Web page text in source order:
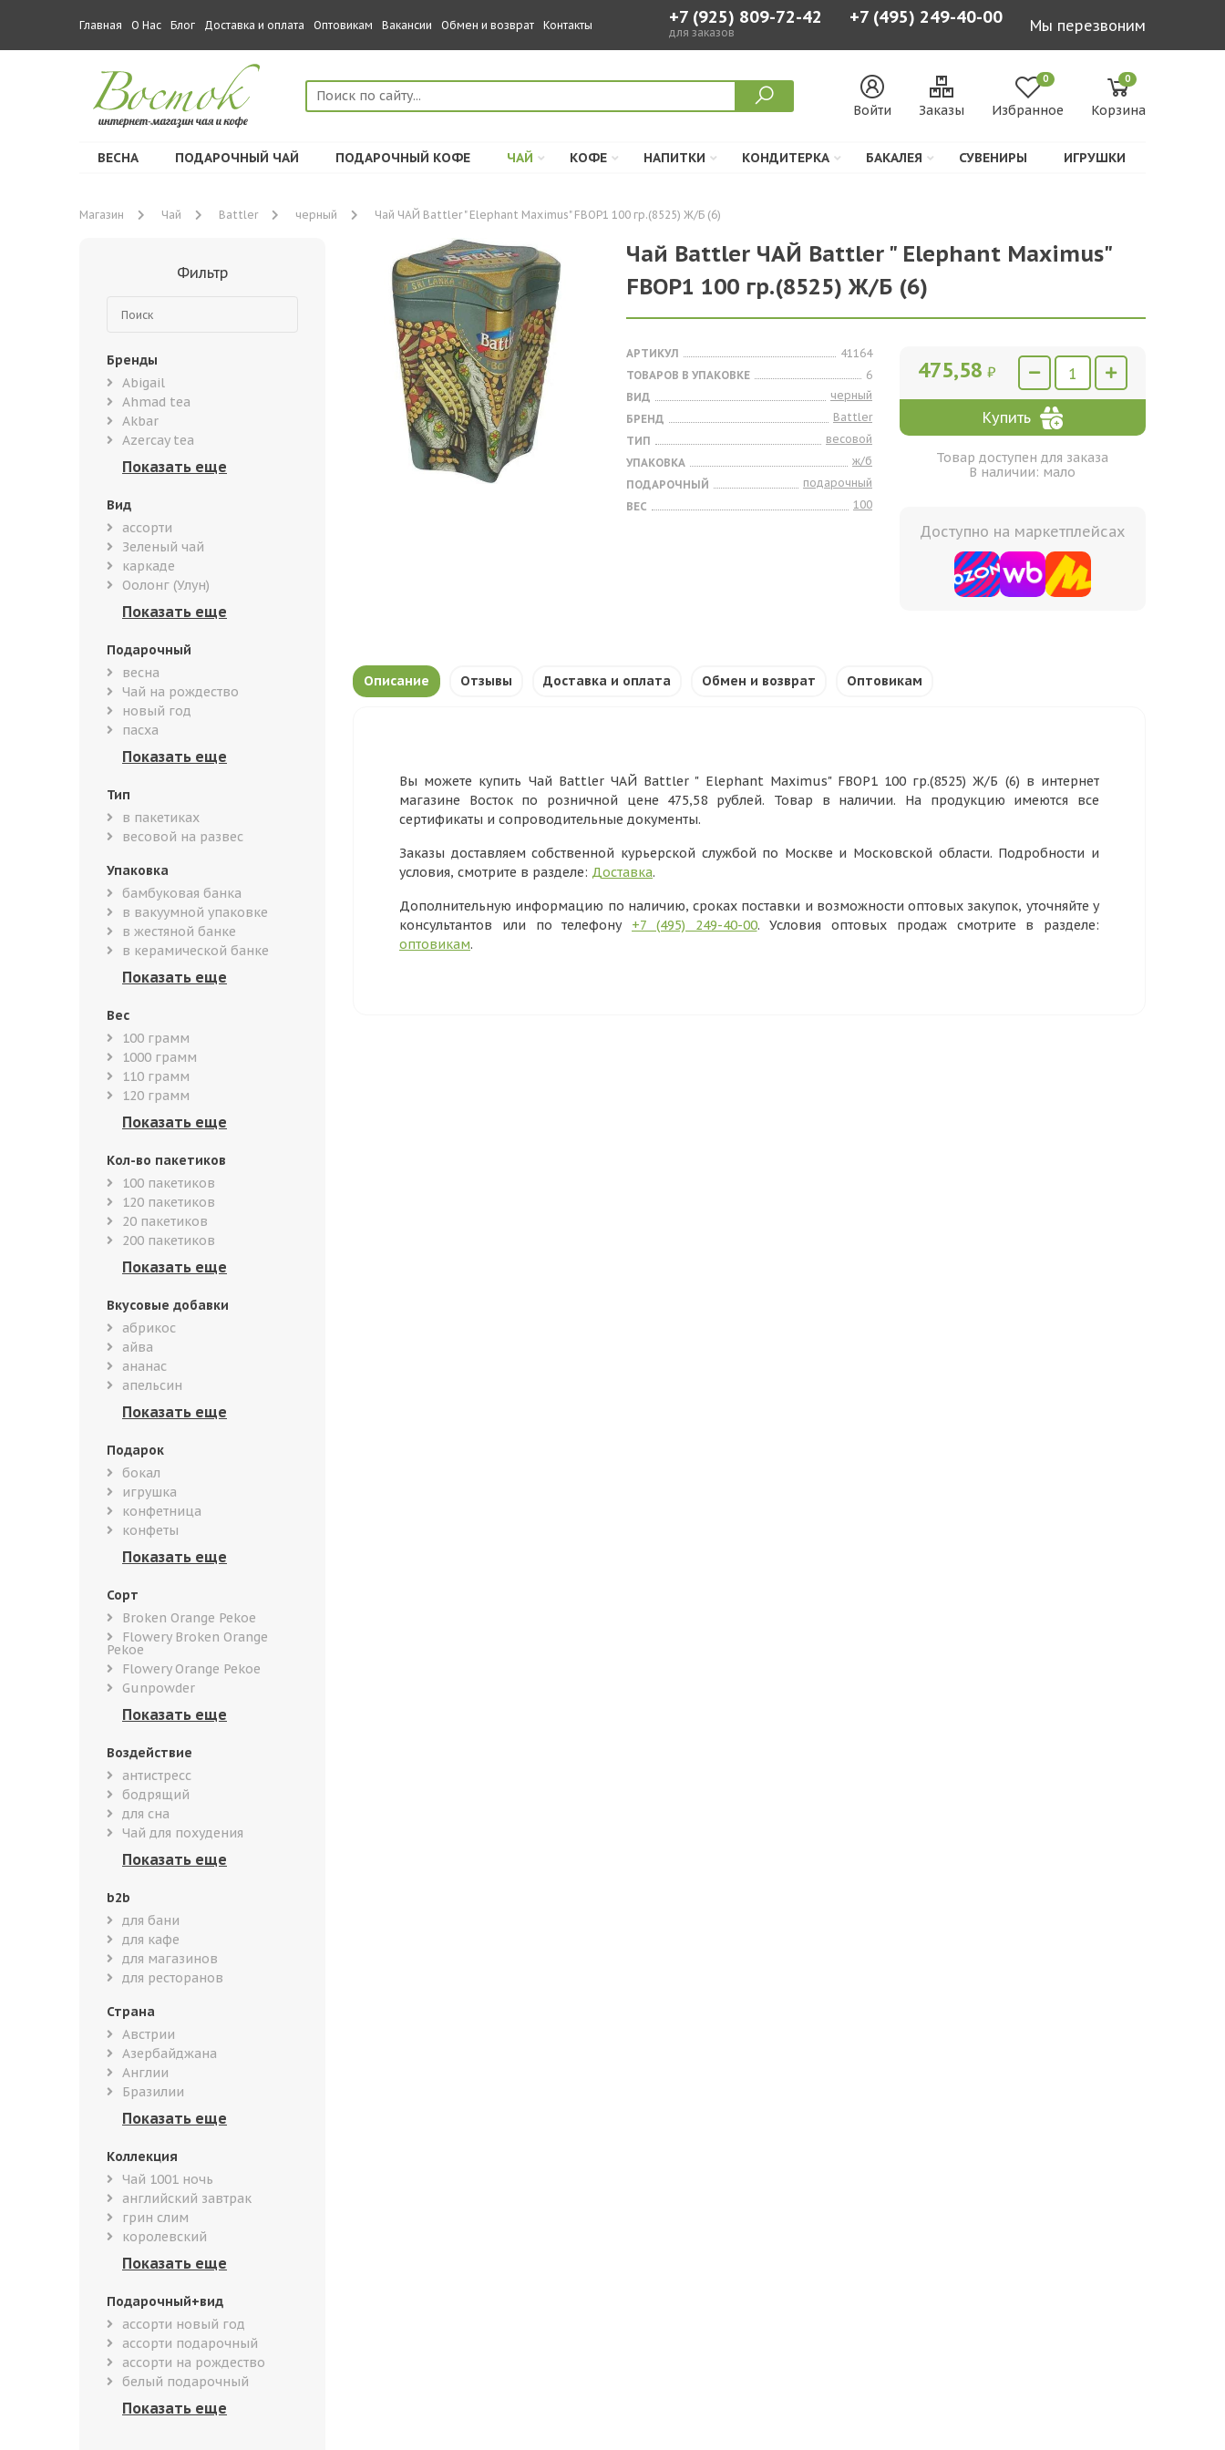
Главная О Нас Блог Доставка и оплата Оптовикам Вакансии Обмен и возврат Контакты +7 (925) 809-72-42
для заказов
+7 (495) 249-40-00 Мы перезвоним
Войти Заказы
0
Избранное
0
Корзина
ВЕСНА ПОДАРОЧНЫЙ ЧАЙ ПОДАРОЧНЫЙ КОФЕ ЧАЙ КОФЕ НАПИТКИ КОНДИТЕРКА БАКАЛЕЯ СУВЕНИРЫ ИГРУШКИ
Магазин Чай Battler черный Чай ЧАЙ Battler " Elephant Maximus" FBOP1 100 гр.(8525) Ж/Б (6)
Фильтр
Бренды
Abigail
Ahmad tea
Akbar
Azercay tea
Вид
ассорти
Зеленый чай
каркаде
Оолонг (Улун)
Подарочный
весна
Чай на рождество
новый год
пасха
Тип
в пакетиках
весовой на развес
Упаковка
бамбуковая банка
в вакуумной упаковке
в жестяной банке
в керамической банке
Вес
100 грамм
1000 грамм
110 грамм
120 грамм
Кол-во пакетиков
100 пакетиков
120 пакетиков
20 пакетиков
200 пакетиков
Вкусовые добавки
абрикос
айва
ананас
апельсин
Подарок
бокал
игрушка
конфетница
конфеты
Сорт
Broken Orange Pekoe
Flowery Broken Orange
Pekoe
Flowery Orange Pekoe
Gunpowder
Воздействие
антистресс
бодрящий
для сна
Чай для похудения
b2b
для бани
для кафе
для магазинов
для ресторанов
Страна
Австрии
Азербайджана
Англии
Бразилии
Коллекция
Чай 1001 ночь
английский завтрак
грин слим
королевский
Подарочный+вид
ассорти новый год
ассорти подарочный
ассорти на рождество
белый подарочный
Чай Battler ЧАЙ Battler " Elephant Maximus"
FBOP1 100 гр.(8525) Ж/Б (6)
АРТИКУЛ
41164
ТОВАРОВ В УПАКОВКЕ
6
ВИД
черный
БРЕНД
Battler
ТИП
весовой
УПАКОВКА
ж/б
ПОДАРОЧНЫЙ
подарочный
ВЕС
100
475,58 ₽
Купить
Товар доступен для заказа
В наличии: мало
Доступно на маркетплейсах
Описание Отзывы Доставка и оплата Обмен и возврат Оптовикам
Вы можете купить Чай Battler ЧАЙ Battler " Elephant Maximus" FBOP1 100 гр.(8525) Ж/Б (6) в интернет
магазине Восток по розничной цене 475,58 рублей. Товар в наличии. На продукцию имеются все
сертификаты и сопроводительные документы.
Заказы доставляем собственной курьерской службой по Москве и Московской области. Подробности и
условия, смотрите в разделе: Доставка.
Дополнительную информацию по наличию, сроках поставки и возможности оптовых закупок, уточняйте у
консультантов или по телефону +7 (495) 249-40-00. Условия оптовых продаж смотрите в разделе:
оптовикам.